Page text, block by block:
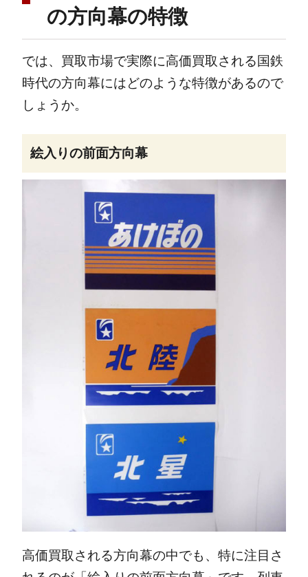
の方向幕の特徴
では、買取市場で実際に高価買取される国鉄
時代の方向幕にはどのような特徴があるので
しょうか。
絵入りの前面方向幕
高価買取される方向幕の中でも、特に注目さ